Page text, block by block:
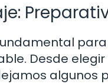
Desde
algunos